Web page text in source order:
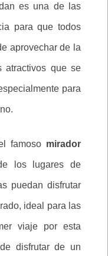
es una de las
para que todos
aprovechar de la
atractivos que se
para
famoso mirador
los lugares de
puedan disfrutar
ideal para las
viaje por esta
disfrutar de un